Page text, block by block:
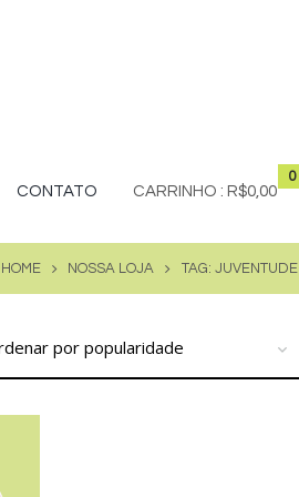
CONTATO CARRINHO :
0
R$0,00
HOME NOSSA LOJA TAG: JUVENTUDE